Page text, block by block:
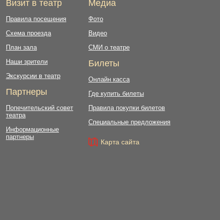
Визит в театр
Правила посещения
Схема проезда
План зала
Наши зрители
Экскурсии в театр
Партнеры
Попечительский совет
театра
Информационные
партнеры
Медиа
Фото
Видео
СМИ о театре
Билеты
Онлайн касса
Где купить билеты
Правила покупки билетов
Специальные предложения
Карта сайта